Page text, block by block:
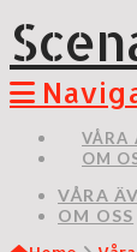
VÅRA
OM
VÅRA
OM OSS